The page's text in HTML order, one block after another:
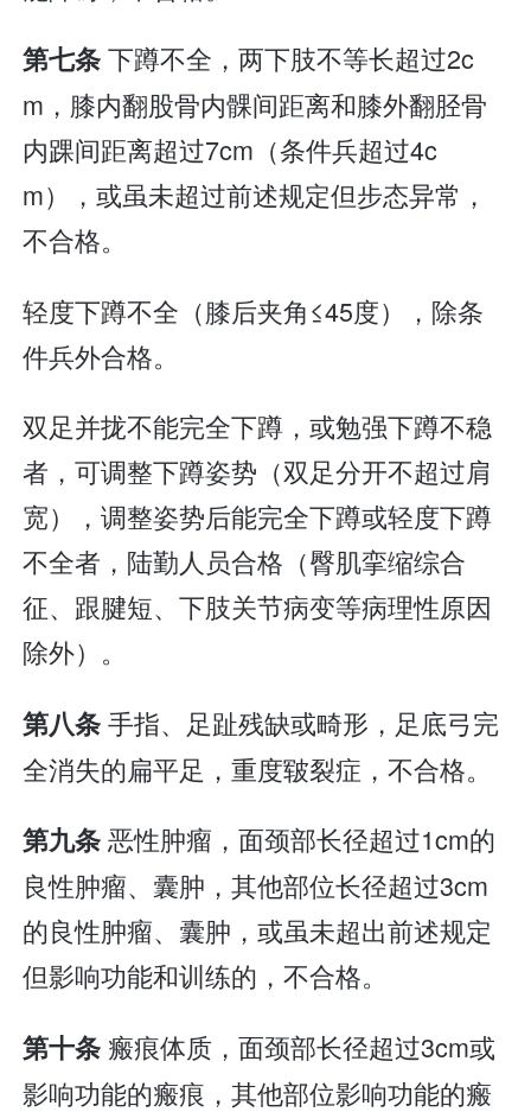
第七条下蹲不全，两下肢不等长超过2c
m，膝内翻股骨内髁间距离和膝外翻胫骨
内踝间距离超过7cm（条件兵超过4c
m），或虽未超过前述规定但步态异常，
不合格。
轻度下蹲不全（膝后夹角≤45度），除条
件兵外合格。
双足并拢不能完全下蹲，或勉强下蹲不稳
者，可调整下蹲姿势（双足分开不超过肩
宽），调整姿势后能完全下蹲或轻度下蹲
不全者，陆勤人员合格（臀肌挛缩综合
征、跟腱短、下肢关节病变等病理性原因
除外）。
第八条手指、足趾残缺或畸形，足底弓完
全消失的扁平足，重度皲裂症，不合格。
第九条恶性肿瘤，面颈部长径超过1cm的
良性肿瘤、囊肿，其他部位长径超过3cm
的良性肿瘤、囊肿，或虽未超出前述规定
但影响功能和训练的，不合格。
第十条 瘢痕体质，面颈部长径超过3cm或
影响功能的瘢痕，其他部位影响功能的瘢